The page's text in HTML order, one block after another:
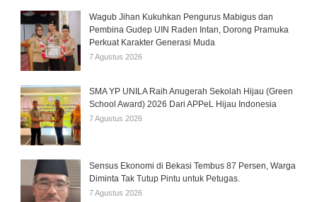
Wagub Jihan Kukuhkan Pengurus Mabigus dan
Pembina Gudep UIN Raden Intan, Dorong Pramuka
Perkuat Karakter Generasi Muda
7 Agustus 2026
SMA YP UNILA Raih Anugerah Sekolah Hijau (Green
School Award) 2026 Dari APPeL Hijau Indonesia
7 Agustus 2026
Sensus Ekonomi di Bekasi Tembus 87 Persen, Warga
Diminta Tak Tutup Pintu untuk Petugas.
7 Agustus 2026